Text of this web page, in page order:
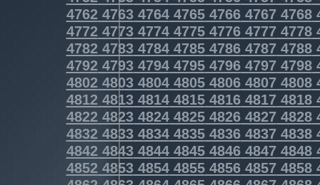
4762476347644765476647674768
4772477347744775477647774778
4782478347844785478647874788
4792479347944795479647974798
4802480348044805480648074808
4812481348144815481648174818
4822482348244825482648274828
4832483348344835483648374838
4842484348444845484648474848
4852485348544855485648574858